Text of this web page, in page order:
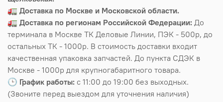
🚛 Доставка по Москве и Московской области.
🚛 Доставка по регионам Российской Федерации: До
терминала в Москве ТК Деловые Линии, ПЭК - 500р, до
остальных ТК - 1000р. В стоимость доставки входит
качественная упаковка запчастей. До пункта СДЭК в
Москве - 1000р для крупногабаритного товара.
🕒 График работы: с 11:00 до 19:00 без выходных.
(Звоните перед выездом для уточнения наличия)